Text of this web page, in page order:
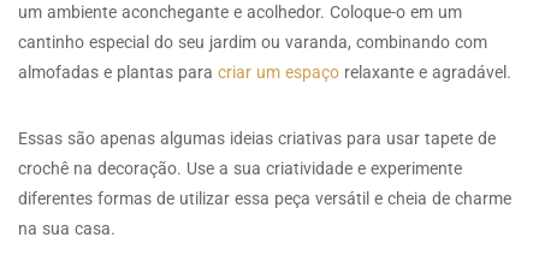
um ambiente aconchegante e acolhedor. Coloque-o em um
cantinho especial do seu jardim ou varanda, combinando com
almofadas e plantas para criar um espaço relaxante e agradável.
Essas são apenas algumas ideias criativas para usar tapete de
crochê na decoração. Use a sua criatividade e experimente
diferentes formas de utilizar essa peça versátil e cheia de charme
na sua casa.